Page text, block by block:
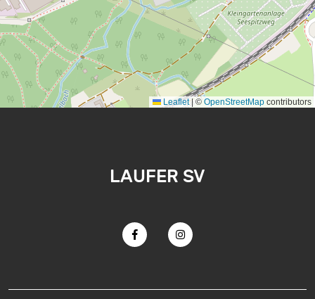
Leaflet |© OpenStreetMap contributors
LAUFER SV